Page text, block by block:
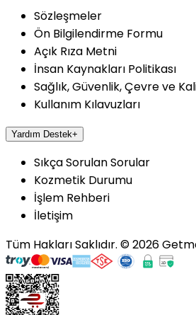
Sözleşmeler
Ön Bilgilendirme Formu
Açık Rıza Metni
İnsan Kaynakları Politikası
Sağlık, Güvenlik, Çevre ve
Kullanım Kılavuzları
Yardım Destek+
Sıkça Sorulan Sorular
Kozmetik Durumu
İşlem Rehberi
İletişim
Tüm Hakları Saklıdır. ©2026